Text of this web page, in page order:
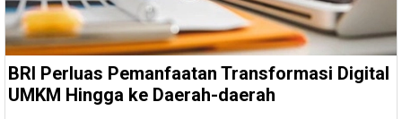
BRI Perluas Pemanfaatan Transformasi Digital
UMKM Hingga ke Daerah-daerah